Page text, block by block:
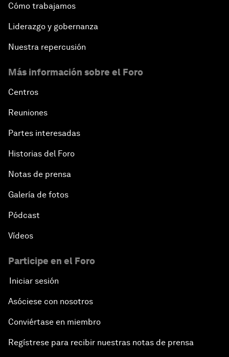
Cómo trabajamos
Liderazgo y gobernanza
Nuestra repercusión
Más información sobre el Foro
Centros
Reuniones
Partes interesadas
Historias del Foro
Notas de prensa
Galería de fotos
Pódcast
Vídeos
Participe en el Foro
Iniciar sesión
Asóciese con nosotros
Conviértase en miembro
Regístrese para recibir nuestras notas de prensa